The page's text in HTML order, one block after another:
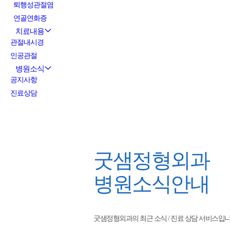
퇴행성관절염
연골연화증
치료내용
관절내시경
인공관절
병원소식
공지사항
진료상담
굿샘정형외과
병원소식안내
굿샘정형외과의 최근 소식 / 진료 상담 서비스입